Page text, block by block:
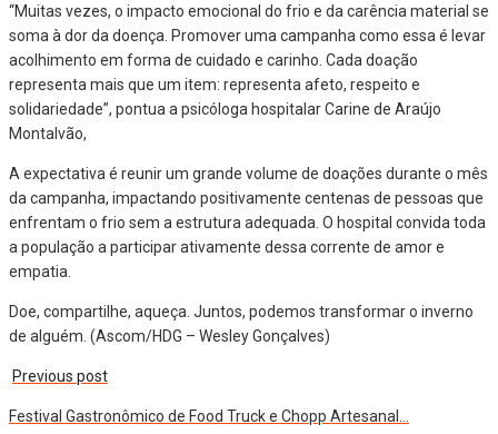
“Muitas vezes, o impacto emocional do frio e da carência material se
soma à dor da doença. Promover uma campanha como essa é levar
acolhimento em forma de cuidado e carinho. Cada doação
representa mais que um item: representa afeto, respeito e
solidariedade”, pontua a psicóloga hospitalar Carine de Araújo
Montalvão,
A expectativa é reunir um grande volume de doações durante o mês
da campanha, impactando positivamente centenas de pessoas que
enfrentam o frio sem a estrutura adequada. O hospital convida toda
a população a participar ativamente dessa corrente de amor e
empatia.
Doe, compartilhe, aqueça. Juntos, podemos transformar o inverno
de alguém. (Ascom/HDG – Wesley Gonçalves)
Previous post
Festival Gastronômico de Food Truck e Chopp Artesanal…